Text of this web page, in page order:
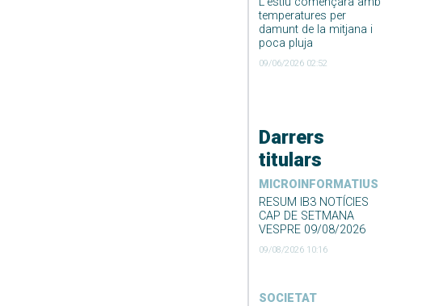
temperatures per
damunt de la mitjana i
poca pluja
09/06/2026 02:52
Darrers
titulars
MICROINFORMATIUS
RESUM IB3 NOTÍCIES
CAP DE SETMANA
VESPRE 09/08/2026
09/08/2026 10:16
SOCIETAT